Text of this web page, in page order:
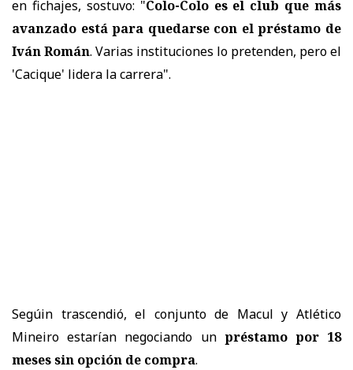
en fichajes, sostuvo: "Colo-Colo es el club que más
avanzado está para quedarse con el préstamo de
Iván Román. Varias instituciones lo pretenden, pero el
'Cacique' lidera la carrera".
Segúin trascendió, el conjunto de Macul y Atlético
Mineiro estarían negociando un préstamo por 18
meses sin opción de compra.